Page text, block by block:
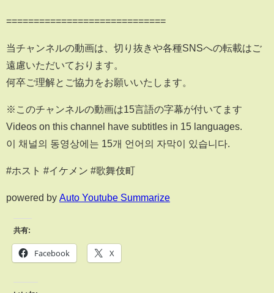
=============================
当チャンネルの動画は、切り抜きや各種SNSへの転載はご
遠慮いただいております。
何卒ご理解とご協力をお願いいたします。
※このチャンネルの動画は15言語の字幕が付いてます
Videos on this channel have subtitles in 15 languages.
이 채널의 동영상에는 15개 언어의 자막이 있습니다.
#ホスト #イケメン #歌舞伎町
powered by Auto Youtube Summarize
共有:
Facebook X